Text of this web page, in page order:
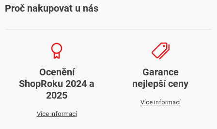
Proč nakupovat u nás
Ocenění
ShopRoku 2024 a
2025
Více informací
Garance
nejlepší ceny
Více informací